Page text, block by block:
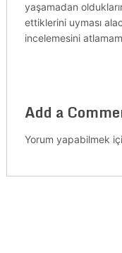
yaşamadan
ettiklerini uyması
incelemesini
Add a
Yorum yapabilmek